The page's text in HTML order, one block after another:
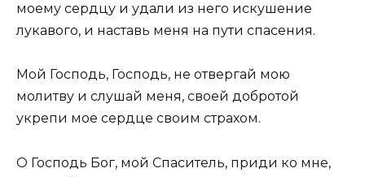
моему сердцу и удали из него искушение
лукавого, и наставь меня на пути спасения.
Мой Господь, Господь, не отвергай мою
молитву и слушай меня, своей добротой
укрепи мое сердце своим страхом.
О Господь Бог, мой Спаситель, приди ко мне,